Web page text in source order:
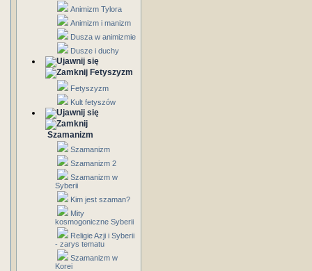
Animizm Tylora
Animizm i manizm
Dusza w animizmie
Dusze i duchy
Fetyszyzm
Fetyszyzm
Kult fetyszów
Szamanizm
Szamanizm
Szamanizm 2
Szamanizm w
Syberii
Kim jest szaman?
Mity
kosmogoniczne Syberii
Religie Azji i Syberii
- zarys tematu
Szamanizm w
Korei